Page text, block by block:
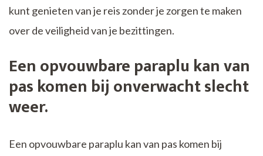
kunt genieten van je reis zonder je zorgen te maken
over de veiligheid van je bezittingen.
Een opvouwbare paraplu kan van
pas komen bij onverwacht slecht
weer.
Een opvouwbare paraplu kan van pas komen bij